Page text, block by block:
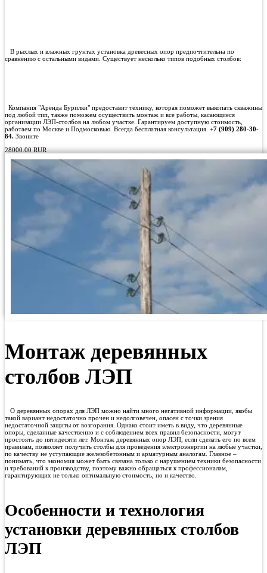
В рыхлых и влажных грунтах установка древесных опор предпочтительна по
сравнению с остальными видами. Существует несколько типов подобных столбов:
Компания "Аренда Бурилки" предоставит технику, которая поможет выкопать скважины
под любой тип, также поможем осуществить монтаж и все работы, касающиеся
организации ЛЭП-столбов на любом участке. Гарантируем доступную стоимость,
работаем по Москве и Подмосковью. Всегда бесплатная консультация. +7 (909) 280-30-
84. Звоните
28000.00 RUR
Монтаж деревянных
столбов ЛЭП
О деревянных опорах для ЛЭП можно найти много негативной информации, якобы
такой вариант недостаточно прочен и недолговечен, опасен с точки зрения
недостаточной защиты от возгорания. Однако стоит иметь в виду, что деревянные
опоры, сделанные качественно и с соблюдением всех правил безопасности, могут
простоять до пятидесяти лет. Монтаж деревянных опор ЛЭП, если сделать его по всем
правилам, позволяет получить столбы для проведения электроэнергии на любые участки,
по качеству не уступающие железобетонным и арматурным аналогам. Главное –
понимать, что экономия может быть связана только с нарушением техники безопасности
и требований к производству, поэтому важно обращаться к профессионалам,
гарантирующих не только оптимальную стоимость, но и качество.
Особенности и технология
установки деревянных столбов
ЛЭП